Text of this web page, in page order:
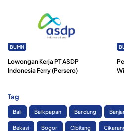
BUMN
Lowongan Kerja PT ASDP
Indonesia Ferry (Persero)
Tag
Bali Balikpapan Bandung
Bekasi Bogor Cibitung